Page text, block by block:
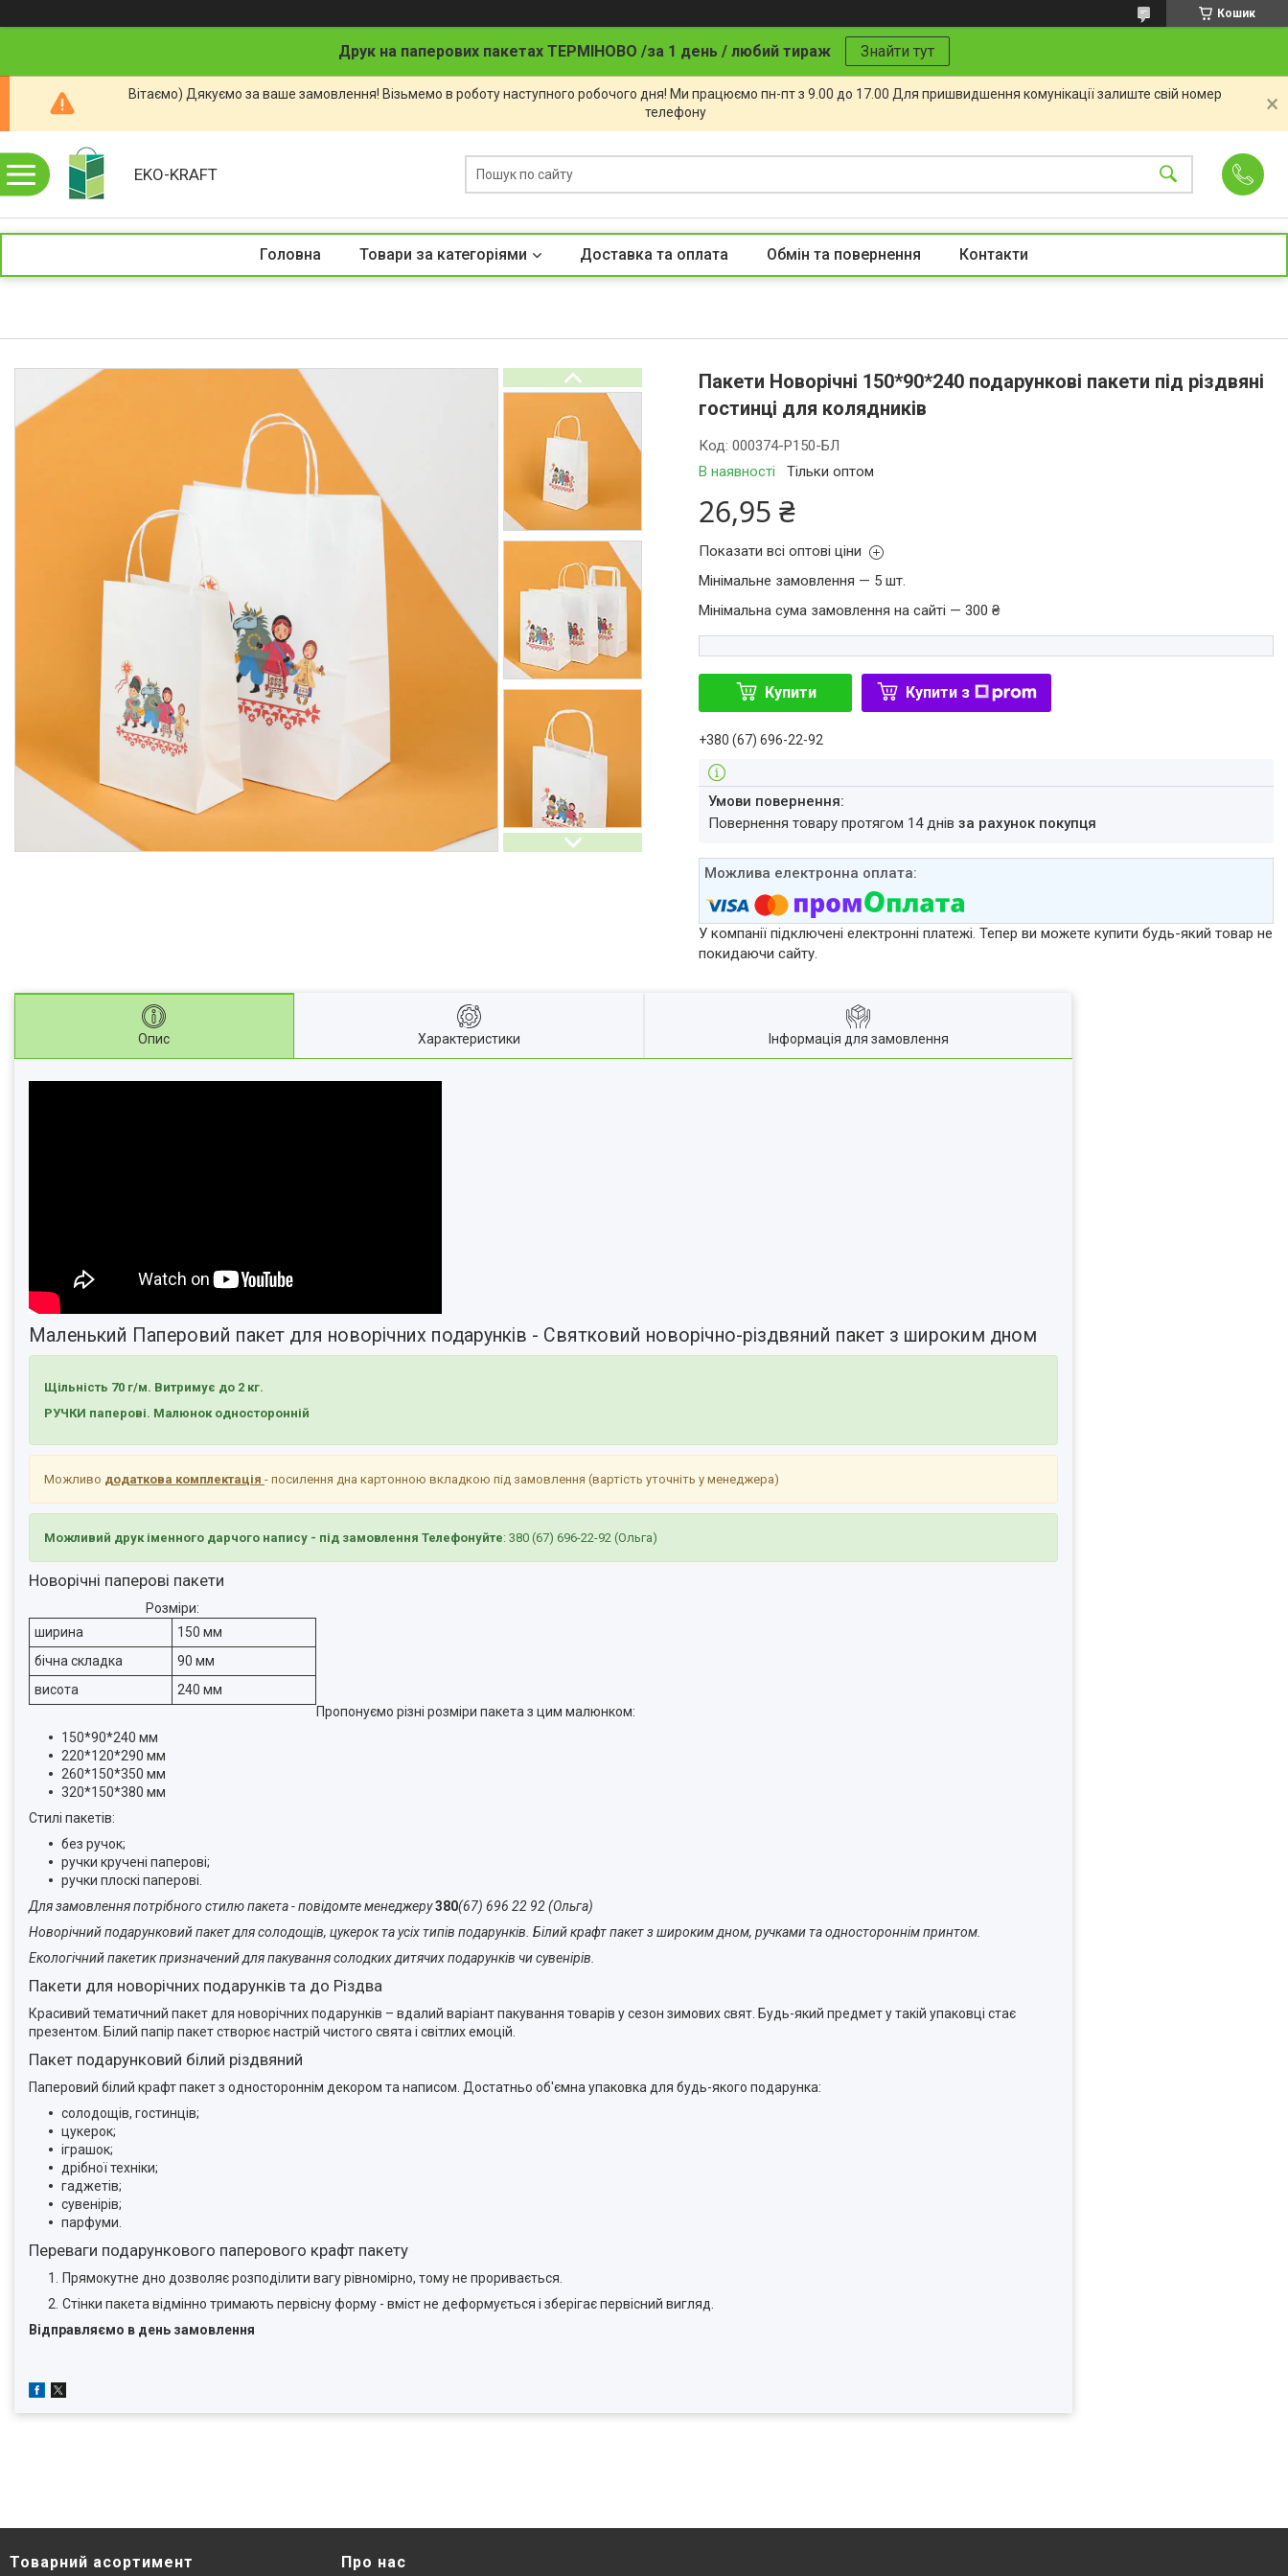
Кошик
Друк на паперових пакетах ТЕРМІНОВО /за 1 день / любий тираж Знайти тут
Вітаємо) Дякуємо за ваше замовлення! Візьмемо в роботу наступного робочого дня! Ми працюємо пн-пт з 9.00 до 17.00 Для пришвидшення комунікації залиште свій номер
телефону
EKO-KRAFT
Головна Товари за категоріями Доставка та оплата Обмін та повернення Контакти
Пакети Новорічні 150*90*240 подарункові пакети під різдвяні
гостинці для колядників
В наявності Тільки оптом
Код:000374-Р150-БЛ
26,95 ₴
Мінімальне замовлення — 5 шт.
Показати всі оптові ціни
Мінімальна сума замовлення на сайті — 300 ₴
Купити Купити з
+380 (67) 696-22-92
повернення товару протягом 14 днівза рахунок покупця
У компанії підключені електронні платежі. Тепер ви можете купити будь-який товар не
покидаючи сайту.
Опис Характеристики Інформація для замовлення
Маленький Паперовий пакет для новорічних подарунків - Святковий новорічно-різдвяний пакет з широким дном
Щільність 70 г/м. Витримує до 2 кг.
РУЧКИ паперові. Малюнок односторонній
Можливо додаткова комплектація - посилення дна картонною вкладкою під замовлення (вартість уточніть у менеджера)
Можливий друк іменного дарчого напису - під замовлення Телефонуйте: 380 (67) 696-22-92 (Ольга)
Новорічні паперові пакети
Розміри:
ширина
150 мм
бічна складка
90 мм
висота
240 мм
Пропонуємо різні розміри пакета з цим малюнком:
150*90*240 мм
220*120*290 мм
260*150*350 мм
320*150*380 мм
Стилі пакетів:
без ручок;
ручки кручені паперові;
ручки плоскі паперові.
Для замовлення потрібного стилю пакета - повідомте менеджеру380(67) 696 22 92 (Ольга)
Новорічний подарунковий пакет для солодощів, цукерок та усіх типів подарунків. Білий крафт пакет з широким дном, ручками та одностороннім принтом.
Екологічний пакетик призначений для пакування солодких дитячих подарунків чи сувенірів.
Пакети для новорічних подарунків та до Різдва
Красивий тематичний пакет для новорічних подарунків – вдалий варіант пакування товарів у сезон зимових свят. Будь-який предмет у такій упаковці стає
презентом. Білий папір пакет створює настрій чистого свята і світлих емоцій.
Пакет подарунковий білий різдвяний
Паперовий білий крафт пакет з одностороннім декором та написом. Достатньо об'ємна упаковка для будь-якого подарунка:
солодощів, гостинців;
цукерок;
іграшок;
дрібної техніки;
гаджетів;
сувенірів;
парфуми.
Переваги подарункового паперового крафт пакету
Прямокутне дно дозволяє розподілити вагу рівномірно, тому не проривається.
Стінки пакета відмінно тримають первісну форму - вміст не деформується і зберігає первісний вигляд.
Відправляємо в день замовлення
Товарний асортимент Про нас